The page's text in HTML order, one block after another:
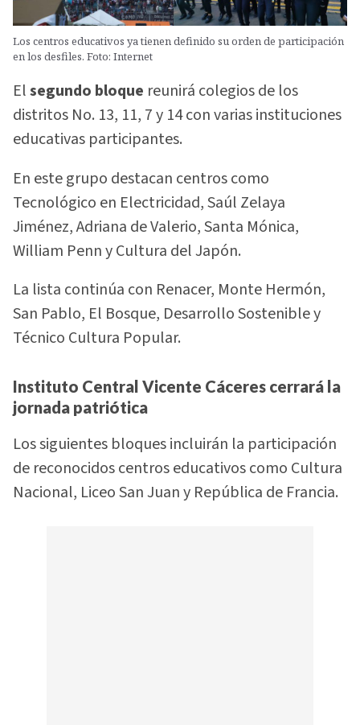
Los centros educativos ya tienen definido su orden de participación
en los desfiles. Foto: Internet
Elsegundo bloque reunirá colegios de los
distritos No. 13, 11, 7 y 14 con varias instituciones
educativas participantes.
En este grupo destacan centros como
Tecnológico en Electricidad, Saúl Zelaya
Jiménez, Adriana de Valerio, Santa Mónica,
William Penn y Cultura del Japón.
La lista continúa con Renacer, Monte Hermón,
San Pablo, El Bosque, Desarrollo Sostenible y
Técnico Cultura Popular.
Instituto Central Vicente Cáceres cerrará la
jornada patriótica
Los siguientes bloques incluirán la participación
de reconocidos centros educativos como Cultura
Nacional, Liceo San Juan y República de Francia.